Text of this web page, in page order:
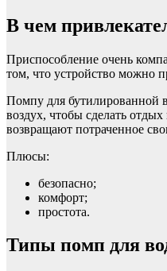
В чем
Приспособление очень
том, что устройство можно
Помпу для бутилированной
воздух, чтобы сделать
возвращают потраченное
Плюсы:
безопасно;
комфорт;
простота.
Типы помп для